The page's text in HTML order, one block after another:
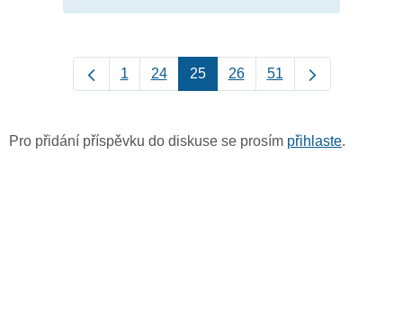
1 24 25 26 51
Pro přidání příspěvku do diskuse se prosím přihlaste.